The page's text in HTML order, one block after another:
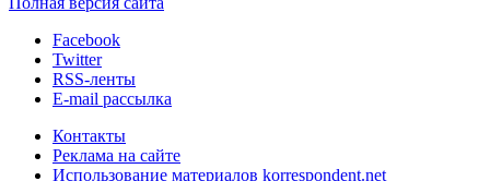
Facebook
Twitter
RSS-ленты
E-mail рассылка
Контакты
Реклама на сайте
Использование материалов korrespondent.net